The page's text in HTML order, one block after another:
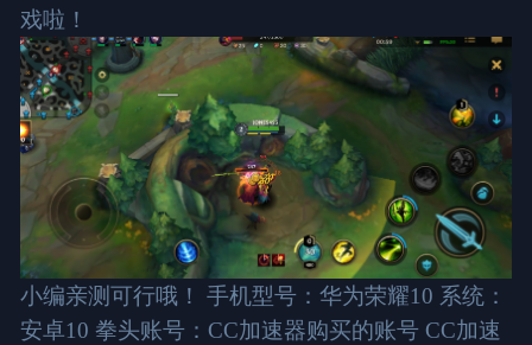
戏啦！
小编亲测可行哦！ 手机型号：华为荣耀10 系统：
安卓10 拳头账号：CC加速器购买的账号 CC加速